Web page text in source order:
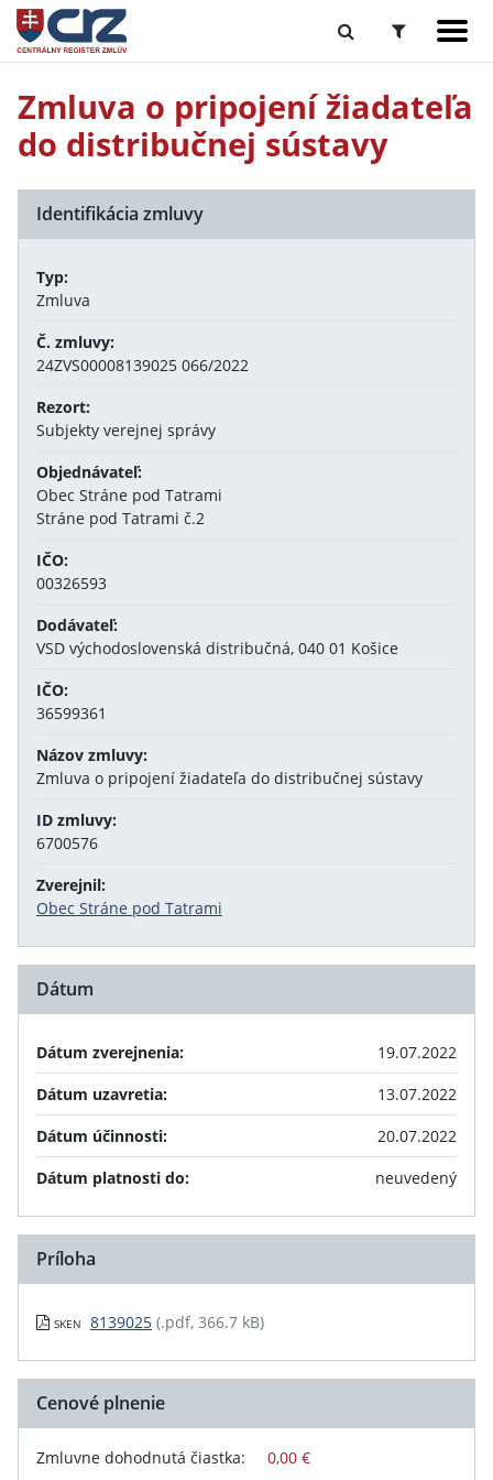
Zmluva o pripojení žiadateľa
do distribučnej sústavy
Identifikácia zmluvy
Typ:
Zmluva
Č. zmluvy:
24ZVS00008139025 066/2022
Rezort:
Subjekty verejnej správy
Objednávateľ:
Obec Stráne pod Tatrami
Stráne pod Tatrami č.2
IČO:
00326593
Dodávateľ:
VSD východoslovenská distribučná, 040 01 Košice
IČO:
36599361
Názov zmluvy:
Zmluva o pripojení žiadateľa do distribučnej sústavy
ID zmluvy:
6700576
Zverejnil:
Obec Stráne pod Tatrami
Dátum
Dátum zverejnenia:
19.07.2022
Dátum uzavretia:
13.07.2022
Dátum účinnosti:
20.07.2022
Dátum platnosti do:
neuvedený
Príloha
SKEN 8139025 (.pdf, 366.7 kB)
Cenové plnenie
Zmluvne dohodnutá čiastka: 0,00 €